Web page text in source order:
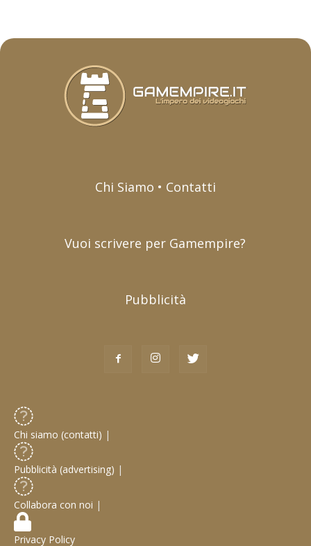
Chi Siamo • Contatti
Vuoi scrivere per Gamempire?
Pubblicità
Chi siamo (contatti) |
Pubblicità (advertising) |
Collabora con noi |
Privacy Policy